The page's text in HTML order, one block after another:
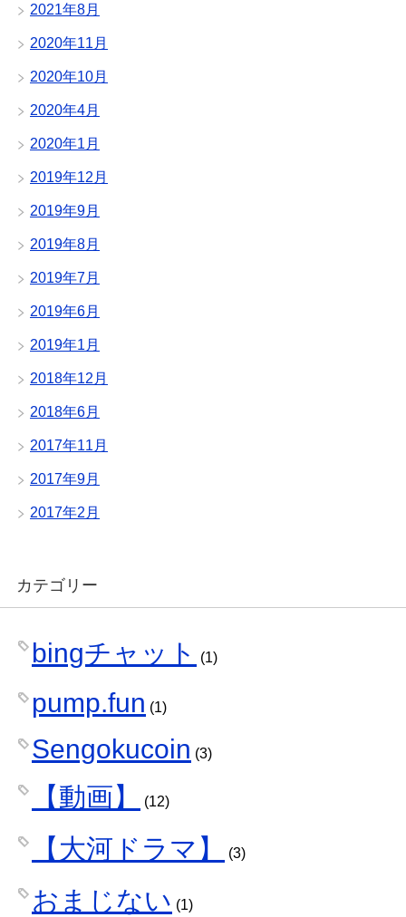
2021年8月
2020年11月
2020年10月
2020年4月
2020年1月
2019年12月
2019年9月
2019年8月
2019年7月
2019年6月
2019年1月
2018年12月
2018年6月
2017年11月
2017年9月
2017年2月
カテゴリー
bingチャット (1)
pump.fun (1)
Sengokucoin (3)
【動画】 (12)
【大河ドラマ】 (3)
おまじない (1)